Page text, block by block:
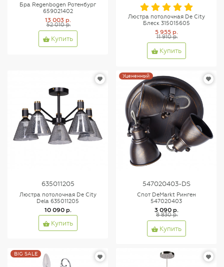
Бра Regenbogen Ротенбург
659021402
13 003 р.
52 010 р.
Купить
Люстра потолочная De City
Блеск 315015605
5 955 р.
11 910 р.
Купить
635011205
Люстра потолочная De City
Dela 635011205
10 090 р.
Купить
Уцененный
547020403-DS
Спот DeMarkt Ринген
547020403
3 090 р.
8 830 р.
Купить
BIG SALE